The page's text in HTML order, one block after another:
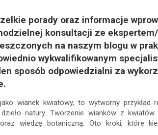
porady oraz informacje
konsultacji ze
na naszym blogu w
wykwalifikowanym
sposób odpowiedzialni za
wianek kwiatowy, to wytworny przykład
natury. Tworzenie wianków z
wiedzę botaniczną. Oto kroki, które